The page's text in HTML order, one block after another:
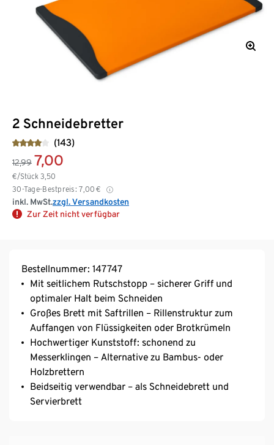
2 Schneidebretter
(143)
12,99 7,00
€/Stück 3,50
30-Tage-Bestpreis: 7,00 €
inkl. MwSt.zzgl. Versandkosten
Zur Zeit nicht verfügbar
Bestellnummer: 147747
Mit seitlichem Rutschstopp – sicherer Griff und
optimaler Halt beim Schneiden
Großes Brett mit Saftrillen – Rillenstruktur zum
Auffangen von Flüssigkeiten oder Brotkrümeln
Hochwertiger Kunststoff: schonend zu
Messerklingen – Alternative zu Bambus- oder
Holzbrettern
Beidseitig verwendbar – als Schneidebrett und
Servierbrett